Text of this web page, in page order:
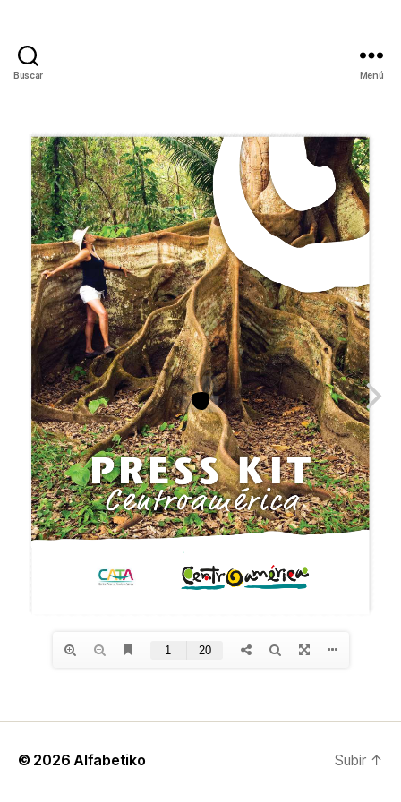
Buscar Menú
© 2026 Alfabetiko Subir ↑